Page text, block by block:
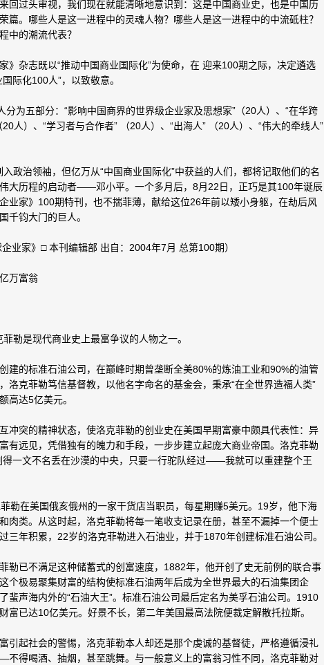
过头审视，我们现在就能清晰地意识到：这是中国商业史，也是中国历
篇。哪些人是这一进程中的灵魂人物？哪些人是这一进程中的中流砥柱？
中的潮流代表？
杂志既以“推动中国商业国际化”为使命，在 迎来100期之际，决定遴选
际化100人”，以致敬意。
五部分：“影响中国商界的世界级企业家及思想家”（20人）、“在华跨
20人）、“学习者与合作者” （20人）、“出海人” （20人）、“伟大的牵线人”
政治领袖，但亿万从“中国商业国际化”中获益的人们，都将记取他们的名
大历程的启动者——邓小平。一个多月后，8月22日，正巧是其100年诞辰
业家》100期特刊，也不揣菲薄，献给这位26年前以矮小身躯，在劫后风
千钧大门的巨人。
家》□ 本刊编辑部 出自：2004年7月 总第100期）
万富翁
勒是现代商业史上最富争议的人物之一。
的标准石油公司，在巅峰时期曾垄断全美80%的炼油工业和90%的油管
洛克菲勒笃信基督教，以他名字命名的基金会，秉承“在全世界造福人类”
高达5亿美元。
突的精神状态，使洛克菲勒的创业史在美国早期富豪中颇具代表性：异
有远见，凭借独有的魄力和手段，一步步建立起庞大商业帝国。洛克菲勒
得一文不名丢在沙漠的中央，只要一行驼队经过——我就可以重建整个王
在美国俄亥俄州的一家干货店当职员，每星期赚5美元。19岁，他下海
肉类。从这时起，洛克菲勒将每一笔收支记录在册，甚至不漏掉一个便士
三年积累，22岁的洛克菲勒进入石油业，并于1870年创建标准石油公司。
已不满足这种储蓄式的创富速度，1882年，他开创了史无前例的联合事
极易聚集财富的结构使标准石油两年后成为全世界最大的石油集团企
蜚声海内外的“石油大王”。标准石油公司最后定名为美孚石油公司。1910
富已达10亿美元。好景不长，第二年美国最高法院便裁定解散托拉斯。
起社会的警惕，洛克菲勒本人却还是那个虔诚的基督徒，严格遵循浸礼
得喝酒、抽烟，甚至跳舞。与一般意义上的富翁习性不同，洛克菲勒对